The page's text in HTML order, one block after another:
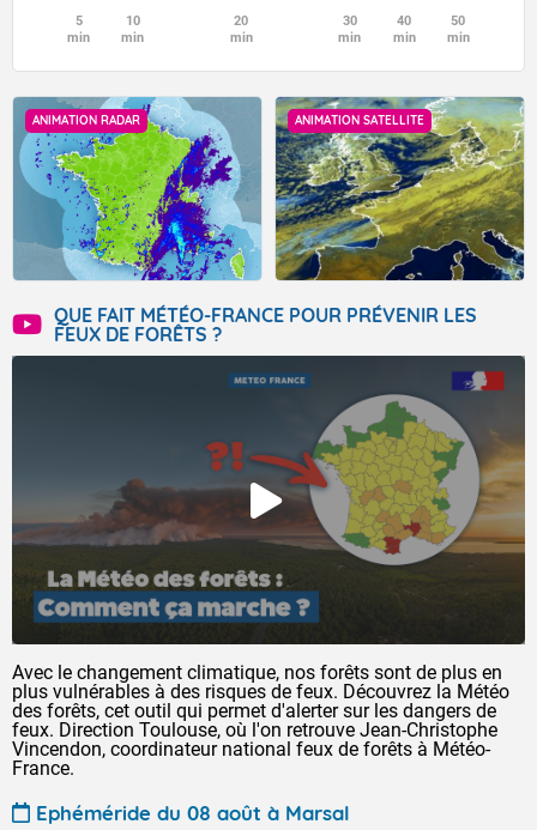
5
min
10
min
20
min
30
min
40
min
50
min
ANIMATION RADAR ANIMATION SATELLITE
QUE FAIT MÉTÉO-FRANCE POUR PRÉVENIR LES
FEUX DE FORÊTS ?
Avec le changement climatique, nos forêts sont de plus en
plus vulnérables à des risques de feux. Découvrez la Météo
des forêts, cet outil qui permet d'alerter sur les dangers de
feux. Direction Toulouse, où l'on retrouve Jean-Christophe
Vincendon, coordinateur national feux de forêts à Météo-
France.
Ephéméride du 08 août à Marsal